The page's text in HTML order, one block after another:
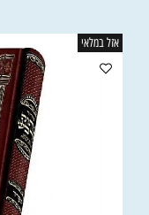
אזל במלאי